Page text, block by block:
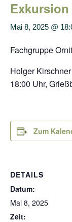
Exkursion
Mai 8, 2025 @
Fachgruppe
Holger Kirschner
18:00 Uhr,
Zum
DETAILS
Datum:
Mai 8, 2025
Zeit: